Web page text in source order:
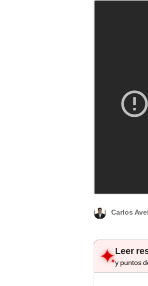
Carlos
Leer
y puntos